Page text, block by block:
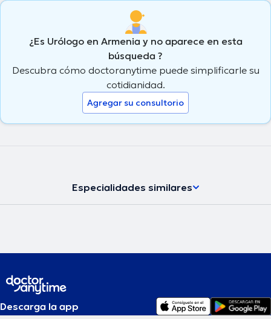
¿Es Urólogo en Armenia y no aparece en esta
búsqueda ?
Descubra cómo doctoranytime puede simplificarle su
cotidianidad.
Agregar su consultorio
Especialidades similares
Descarga la app